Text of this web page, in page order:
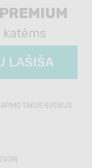
katėms
LAŠIŠA
TAKUS SVEIKUS